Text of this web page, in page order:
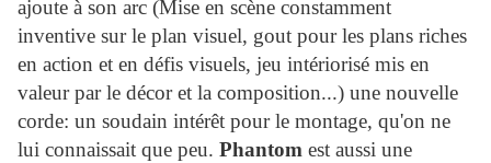
ajoute à son arc (Mise en scène constamment
inventive sur le plan visuel, gout pour les plans riches
en action et en défis visuels, jeu intériorisé mis en
valeur par le décor et la composition...) une nouvelle
corde: un soudain intérêt pour le montage, qu'on ne
lui connaissait que peu. Phantom est aussi une